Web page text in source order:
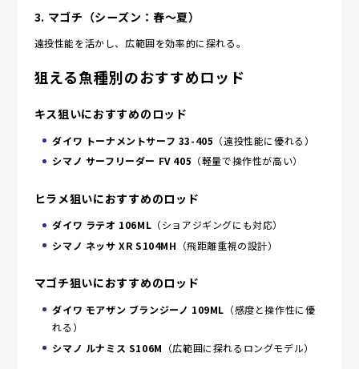
3. マゴチ（シーズン：春〜夏）
遠投性能を活かし、広範囲を効率的に探れる。
狙える魚種別のおすすめロッド
キス狙いにおすすめのロッド
ダイワ トーナメントサーフ 33-405 （遠投性能に優れる）
シマノ サーフリーダー FV 405 （軽量で操作性が高い）
ヒラメ狙いにおすすめのロッド
ダイワ ラテオ 106ML （ショアジギングにも対応）
シマノ ネッサ XR S104MH （飛距離重視の設計）
マゴチ狙いにおすすめのロッド
ダイワ モアザン ブランジーノ 109ML （感度と操作性に優
れる）
シマノ ルナミス S106M （広範囲に探れるロングモデル）